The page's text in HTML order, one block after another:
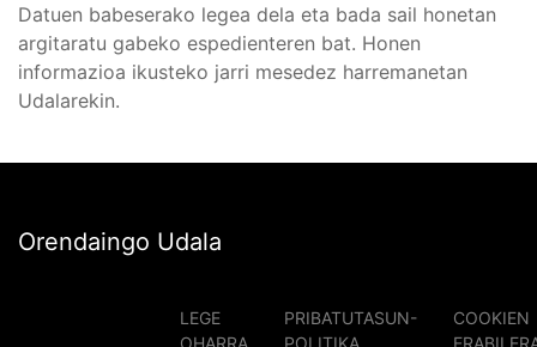
Datuen babeserako legea dela eta bada sail honetan
argitaratu gabeko espedienteren bat. Honen
informazioa ikusteko jarri mesedez harremanetan
Udalarekin.
Orendaingo Udala
LEGE
OHARRA
PRIBATUTASUN-
POLITIKA
COOKIEN